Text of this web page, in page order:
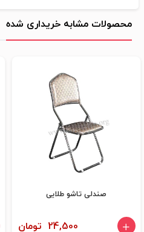
محصولات مشابه خریداری شده
صندلی تاشو طلایی
24,500 تومان